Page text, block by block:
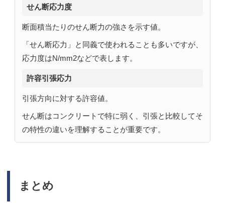
せん断応力度
断面積当たりのせん断力の強さを示す値。
「せん断応力」と同義で使われることも多いですが、
応力度はN/mm2などで表します。
許容引張応力
引張方向に対する許容値。
せん断はコンクリートで特に弱く、引張と比較してそ
の特性の違いを理解することが重要です。
まとめ